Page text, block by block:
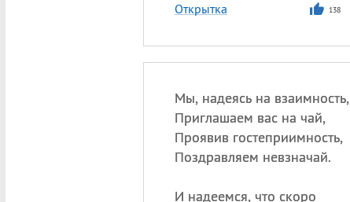
Открытка 138
Мы, надеясь на взаимность,
Приглашаем вас на чай,
Проявив гостеприимность,
Поздравляем невзначай.
И надеемся, что скоро